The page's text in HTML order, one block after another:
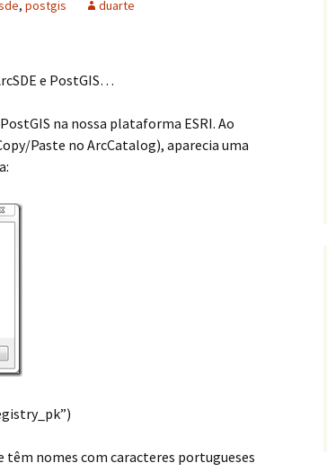
, postgis duarte
e PostGIS…
na nossa plataforma ESRI. Ao
Paste no ArcCatalog), aparecia uma
têm nomes com caracteres portugueses